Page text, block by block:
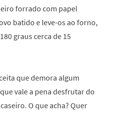
forrado com papel
batido e leve-os ao forno,
graus cerca de 15
que demora algum
vale a pena desfrutar do
O que acha? Quer